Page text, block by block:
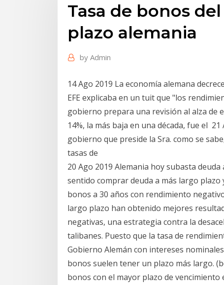
Tasa de bonos
plazo alemania
by Admin
14 Ago 2019 La economía alemana
EFE explicaba en un tuit que "los
gobierno prepara una revisión al alza de
14%, la más baja en una década, fue el
gobierno que preside la Sra. como se
tasas de
20 Ago 2019 Alemania hoy subasta
sentido comprar deuda a más largo
bonos a 30 años con rendimiento
largo plazo han obtenido mejores
negativas, una estrategia contra la
talibanes. Puesto que la tasa de
Gobierno Alemán con intereses
bonos suelen tener un plazo más largo.
bonos con el mayor plazo de vencimiento